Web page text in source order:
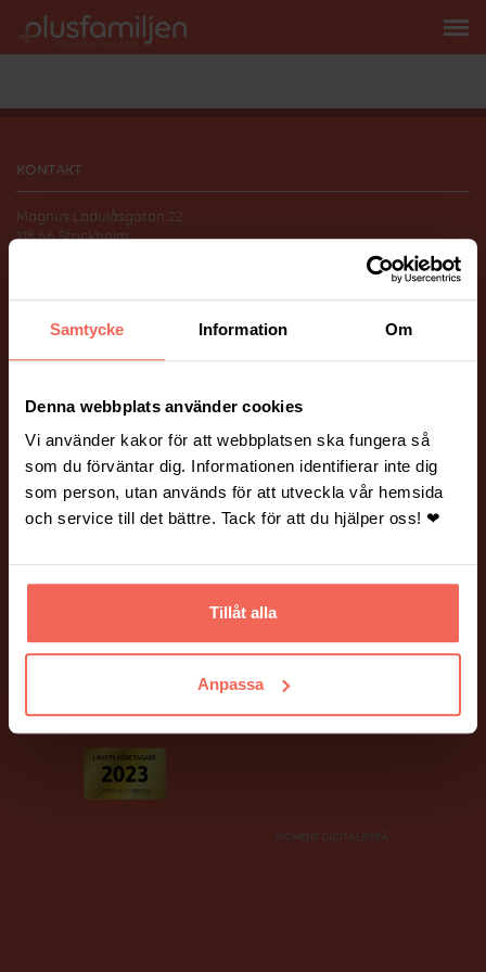
Samtycke Information Om
Denna webbplats använder cookies
Vi använder kakor för att webbplatsen ska fungera så
som du förväntar dig. Informationen identifierar inte dig
som person, utan används för att utveckla vår hemsida
och service till det bättre. Tack för att du hjälper oss! ❤
Tillåt alla
Anpassa
KONTAKT
Magnus Ladulåsgatan 22
118 66 Stockholm
FÖLJ OSS
Instagram
ÖVRIGT
Vanliga frågor och svar. Hantering av personuppgifter.
Ett stort tack till våra fina kunder som har ställt upp som modeller!
PIGMENT DIGITALBYRÅ